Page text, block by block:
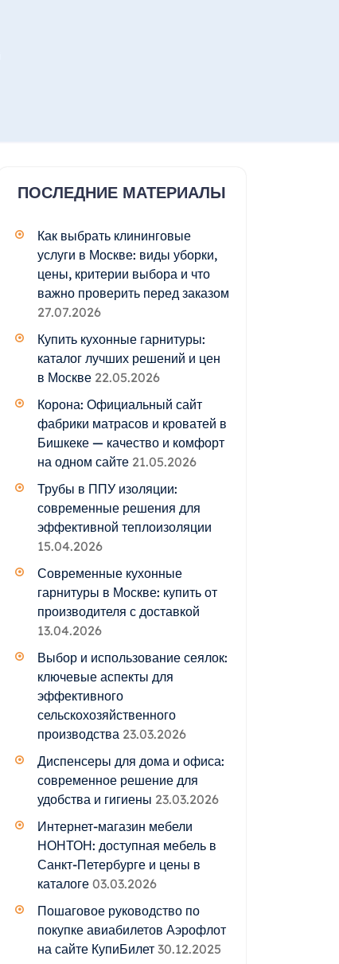
ПОСЛЕДНИЕ МАТЕРИАЛЫ
Как выбрать клининговые
услуги в Москве: виды уборки,
цены, критерии выбора и что
важно проверить перед заказом
27.07.2026
Купить кухонные гарнитуры:
каталог лучших решений и цен
в Москве 22.05.2026
Корона: Официальный сайт
фабрики матрасов и кроватей в
Бишкеке — качество и комфорт
на одном сайте 21.05.2026
Трубы в ППУ изоляции:
современные решения для
эффективной теплоизоляции
15.04.2026
Современные кухонные
гарнитуры в Москве: купить от
производителя с доставкой
13.04.2026
Выбор и использование сеялок:
ключевые аспекты для
эффективного
сельскохозяйственного
производства 23.03.2026
Диспенсеры для дома и офиса:
современное решение для
удобства и гигиены 23.03.2026
Интернет-магазин мебели
НОНТОН: доступная мебель в
Санкт-Петербурге и цены в
каталоге 03.03.2026
Пошаговое руководство по
покупке авиабилетов Аэрофлот
на сайте КупиБилет 30.12.2025